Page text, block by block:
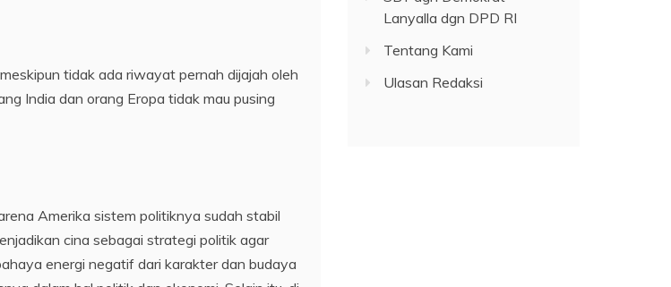
tidak ada riwayat pernah dijajah oleh
India dan orang Eropa tidak mau pusing
Amerika sistem politiknya sudah stabil
cina sebagai strategi politik agar
energi negatif dari karakter dan budaya
Lanyalla dgn DPD RI
Tentang Kami
Ulasan Redaksi